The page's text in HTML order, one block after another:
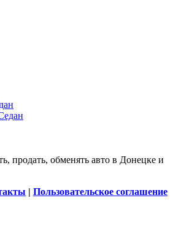
продать, обменять авто в Донецке и
| Пользовательское соглашение